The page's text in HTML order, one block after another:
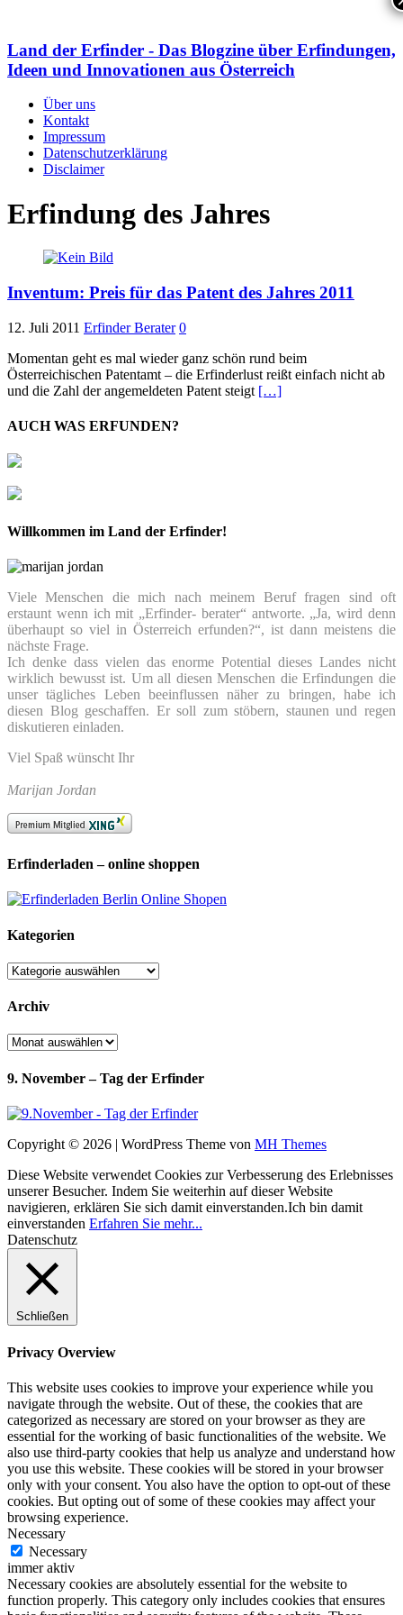
Land der Erfinder - Das Blogzine über Erfindungen,
Ideen und Innovationen aus Österreich
Über uns
Kontakt
Impressum
Datenschutzerklärung
Disclaimer
Erfindung des Jahres
Inventum: Preis für das Patent des Jahres 2011
12. Juli 2011 Erfinder Berater 0
Momentan geht es mal wieder ganz schön rund beim
Österreichischen Patentamt – die Erfinderlust reißt einfach nicht ab
und die Zahl der angemeldeten Patent steigt […]
AUCH WAS ERFUNDEN?
Willkommen im Land der Erfinder!
Viele Menschen die mich nach meinem Beruf fragen sind oft
erstaunt wenn ich mit „Erfinder- berater“ antworte. „Ja, wird denn
überhaupt so viel in Österreich erfunden?“, ist dann meistens die
nächste Frage.
Ich denke dass vielen das enorme Potential dieses Landes nicht
wirklich bewusst ist. Um all diesen Menschen die Erfindungen die
unser tägliches Leben beeinflussen näher zu bringen, habe ich
diesen Blog geschaffen. Er soll zum stöbern, staunen und regen
diskutieren einladen.
Viel Spaß wünscht Ihr
Marijan Jordan
Erfinderladen – online shoppen
Kategorien
Kategorien
Archiv
Archiv
9. November – Tag der Erfinder
Copyright © 2026 | WordPress Theme von MH Themes
Diese Website verwendet Cookies zur Verbesserung des Erlebnisses
unserer Besucher. Indem Sie weiterhin auf dieser Website
navigieren, erklären Sie sich damit einverstanden.Ich bin damit
einverstanden Erfahren Sie mehr...
Datenschutz
Schließen
Privacy Overview
This website uses cookies to improve your experience while you
navigate through the website. Out of these, the cookies that are
categorized as necessary are stored on your browser as they are
essential for the working of basic functionalities of the website. We
also use third-party cookies that help us analyze and understand how
you use this website. These cookies will be stored in your browser
only with your consent. You also have the option to opt-out of these
cookies. But opting out of some of these cookies may affect your
browsing experience.
Necessary
Necessary
immer aktiv
Necessary cookies are absolutely essential for the website to
function properly. This category only includes cookies that ensures